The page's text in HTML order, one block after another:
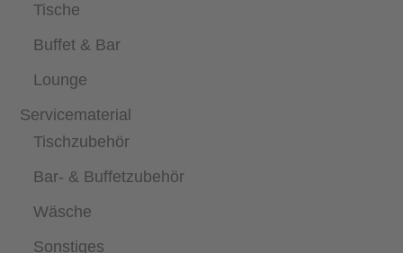
Tische
Buffet & Bar
Lounge
Servicematerial
Tischzubehör
Bar- & Buffetzubehör
Wäsche
Sonstiges